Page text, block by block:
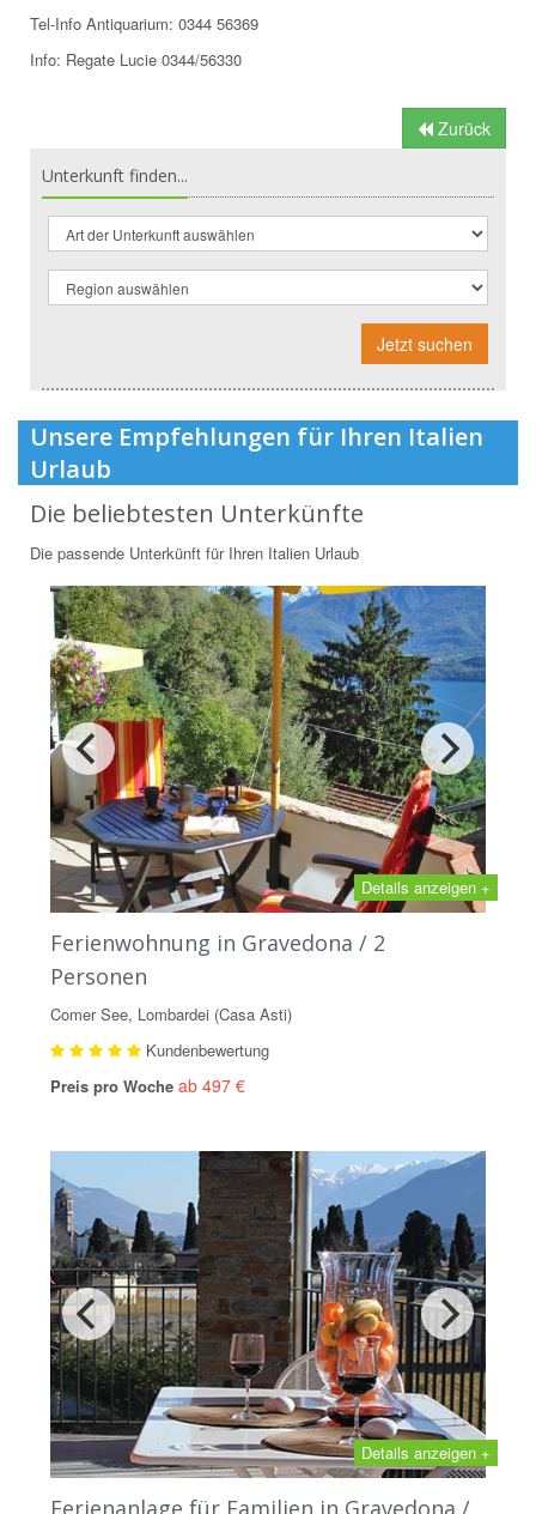
Tel-Info Antiquarium: 0344 56369
Info: Regate Lucie 0344/56330
Zurück
Unterkunft finden...
Jetzt suchen
Unsere Empfehlungen für Ihren Italien
Urlaub
Die beliebtesten Unterkünfte
Die passende Unterkünft für Ihren Italien Urlaub
Details anzeigen +
Ferienwohnung in Gravedona / 2
Personen
Comer See, Lombardei (Casa Asti)
Kundenbewertung
Preis pro Woche ab 497 €
Details anzeigen +
Ferienanlage für Familien in Gravedona /